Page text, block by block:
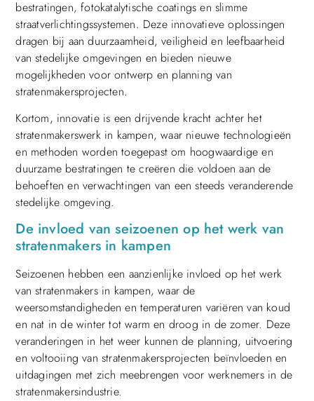
bestratingen, fotokatalytische coatings en slimme
straatverlichtingssystemen. Deze innovatieve oplossingen
dragen bij aan duurzaamheid, veiligheid en leefbaarheid
van stedelijke omgevingen en bieden nieuwe
mogelijkheden voor ontwerp en planning van
stratenmakersprojecten.
Kortom, innovatie is een drijvende kracht achter het
stratenmakerswerk in kampen, waar nieuwe technologieën
en methoden worden toegepast om hoogwaardige en
duurzame bestratingen te creëren die voldoen aan de
behoeften en verwachtingen van een steeds veranderende
stedelijke omgeving.
De invloed van seizoenen op het werk van
stratenmakers in kampen
Seizoenen hebben een aanzienlijke invloed op het werk
van stratenmakers in kampen, waar de
weersomstandigheden en temperaturen variëren van koud
en nat in de winter tot warm en droog in de zomer. Deze
veranderingen in het weer kunnen de planning, uitvoering
en voltooiing van stratenmakersprojecten beïnvloeden en
uitdagingen met zich meebrengen voor werknemers in de
stratenmakersindustrie.